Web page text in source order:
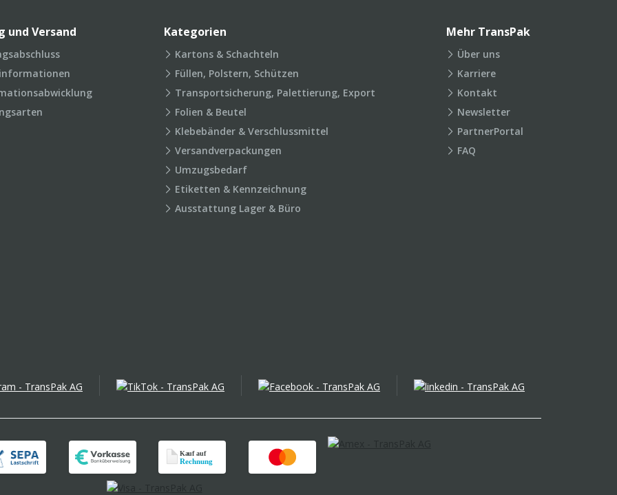
und Versand Kategorien
Kartons & Schachteln
Füllen, Polstern, Schützen
Transportsicherung, Palettierung, Export
Folien & Beutel
Klebebänder & Verschlussmittel
Versandverpackungen
Umzugsbedarf
Etiketten & Kennzeichnung
Ausstattung Lager & Büro
Mehr TransPak
Über uns
Karriere
Kontakt
Newsletter
PartnerPortal
FAQ